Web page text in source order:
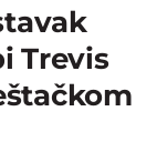
Trevis